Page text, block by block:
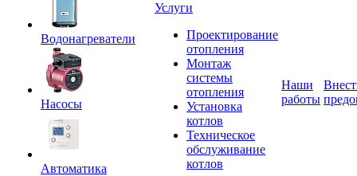
Водонагреватели
Насосы
Автоматика
Услуги
Проектирование
отопления
Монтаж
системы
отопления
Установка
котлов
Техническое
обслуживание
котлов
Наши
работы